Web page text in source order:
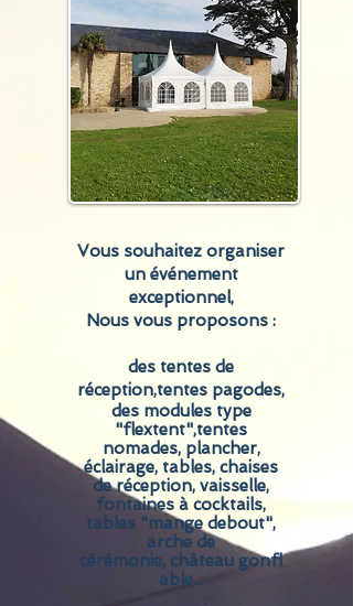
Mickaelsupiot-locationchapiteaux.com
Vous souhaitez organiser
un événement
exceptionnel,
Nous vous proposons :
des tentes de
réception,tentes pagodes,
des modules type
"flextent",tentes
nomades, plancher,
éclairage, tables, chaises
de réception, vaisselle,
fontaines à cocktails,
tables "mange debout",
arche de
cérémonie, château gonfl
able...